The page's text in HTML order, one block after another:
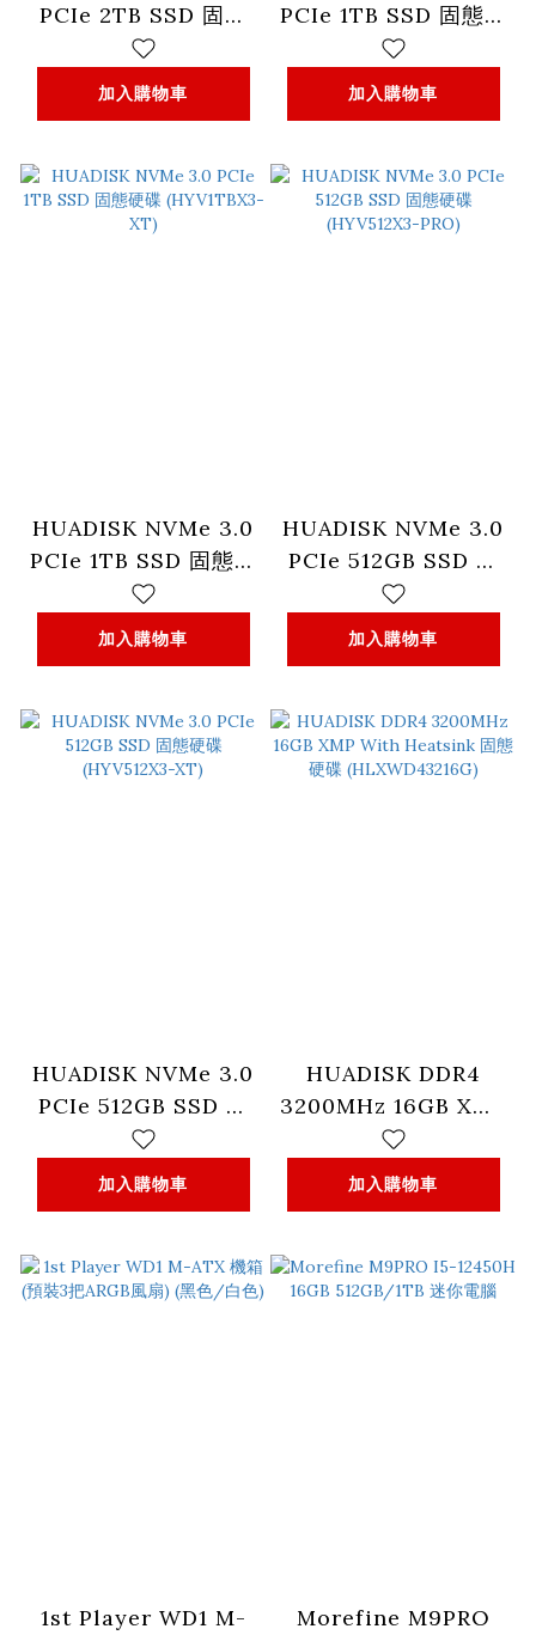
PCIe 2TB SSD 固態
硬碟 (HYV2TBX4-
2280)
加入購物車
PCIe 1TB SSD 固態硬
碟 (HYV1TBX4-
2280)
加入購物車
HUADISK NVMe 3.0
PCIe 1TB SSD 固態硬
碟 (HYV1TBX3-XT)
加入購物車
HUADISK NVMe 3.0
PCIe 512GB SSD 固
態硬碟 (HYV512X3-
PRO)
加入購物車
HUADISK NVMe 3.0
PCIe 512GB SSD 固
態硬碟 (HYV512X3-
XT)
加入購物車
HUADISK DDR4
3200MHz 16GB XMP
With Heatsink 固態
硬碟
加入購物車
1st Player WD1 M-
Morefine M9PRO